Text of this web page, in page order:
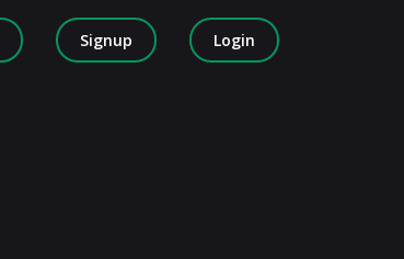
Signup Login